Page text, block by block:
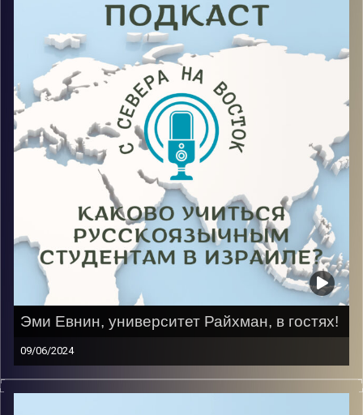
репатриантов, проблемы с армией и сменой
специальности гостья все же идет дальше. Сейчас
она учится на иврите на 1 курсе факультета
«Коммуникации».
Image Credits:
AudioVersity
Эми Евнин, университет Райхман, в гостях!
09/06/2024
Для переезда в Израиль пришлось заканчивать
школу экстерном, что не так просто, но и дальше